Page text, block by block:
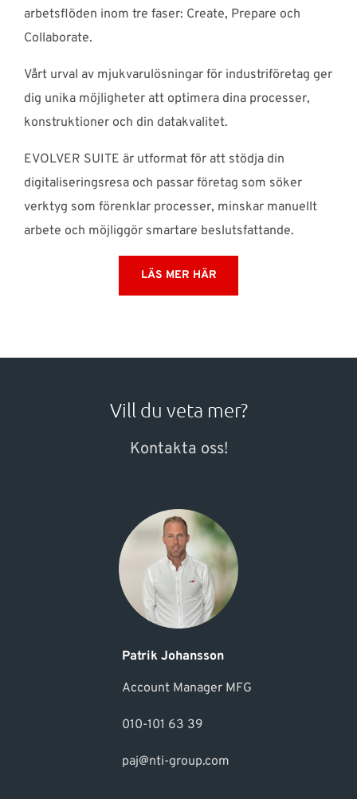
arbetsflöden inom tre faser: Create, Prepare och
Collaborate.
Vårt urval av mjukvarulösningar för industriföretag ger
dig unika möjligheter att optimera dina processer,
konstruktioner och din datakvalitet.
EVOLVER SUITE är utformat för att stödja din
digitaliseringsresa och passar företag som söker
verktyg som förenklar processer, minskar manuellt
arbete och möjliggör smartare beslutsfattande.
LÄS MER HÄR
Vill du veta mer?
Kontakta oss!
Patrik Johansson
Account Manager MFG
010-101 63 39
paj@nti-group.com